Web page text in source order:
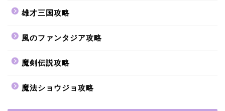
雄才三国攻略
風のファンタジア攻略
魔剣伝説攻略
魔法ショウジョ攻略